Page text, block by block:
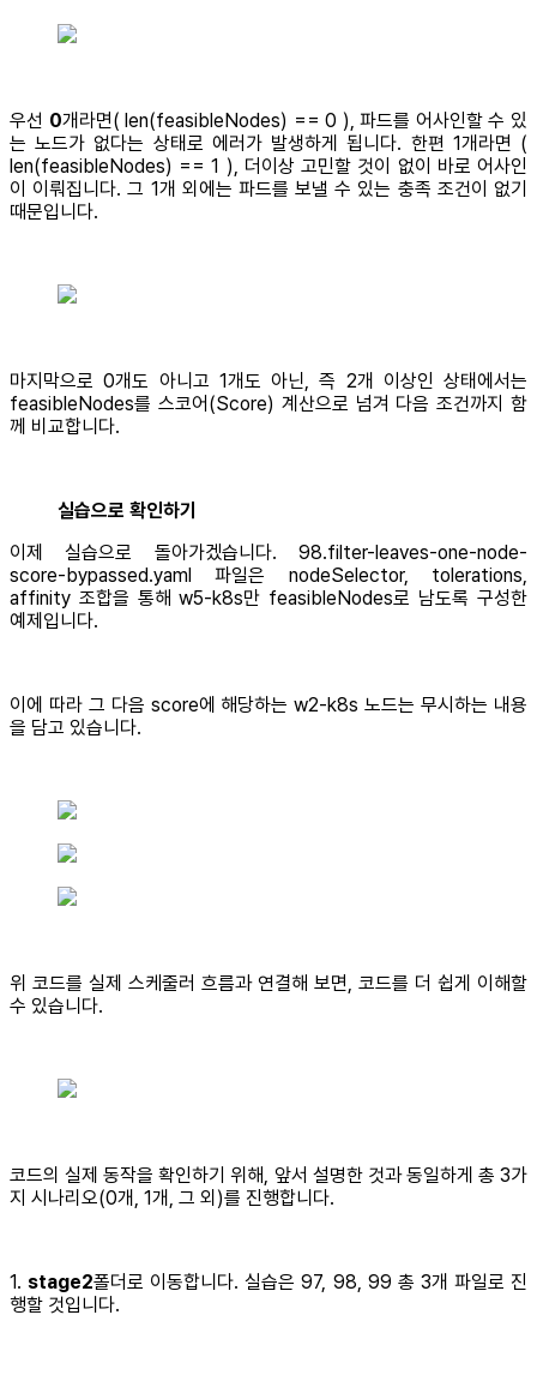
우선 0개라면( len(feasibleNodes) == 0 ), 파드를 어사인할 수 있
는 노드가 없다는 상태로 에러가 발생하게 됩니다. 한편 1개라면 (
len(feasibleNodes) == 1 ), 더이상 고민할 것이 없이 바로 어사인
이 이뤄집니다. 그 1개 외에는 파드를 보낼 수 있는 충족 조건이 없기
때문입니다.
마지막으로 0개도 아니고 1개도 아닌, 즉 2개 이상인 상태에서는
feasibleNodes를 스코어(Score) 계산으로 넘겨 다음 조건까지 함
께 비교합니다.
실습으로 확인하기
이제 실습으로 돌아가겠습니다. 98.filter-leaves-one-node-
score-bypassed.yaml 파일은 nodeSelector, tolerations,
affinity 조합을 통해 w5-k8s만 feasibleNodes로 남도록 구성한
예제입니다.
이에 따라 그 다음 score에 해당하는 w2-k8s 노드는 무시하는 내용
을 담고 있습니다.
위 코드를 실제 스케줄러 흐름과 연결해 보면, 코드를 더 쉽게 이해할
수 있습니다.
코드의 실제 동작을 확인하기 위해, 앞서 설명한 것과 동일하게 총 3가
지 시나리오(0개, 1개, 그 외)를 진행합니다.
1.stage2폴더로 이동합니다. 실습은 97, 98, 99 총 3개 파일로 진
행할 것입니다.